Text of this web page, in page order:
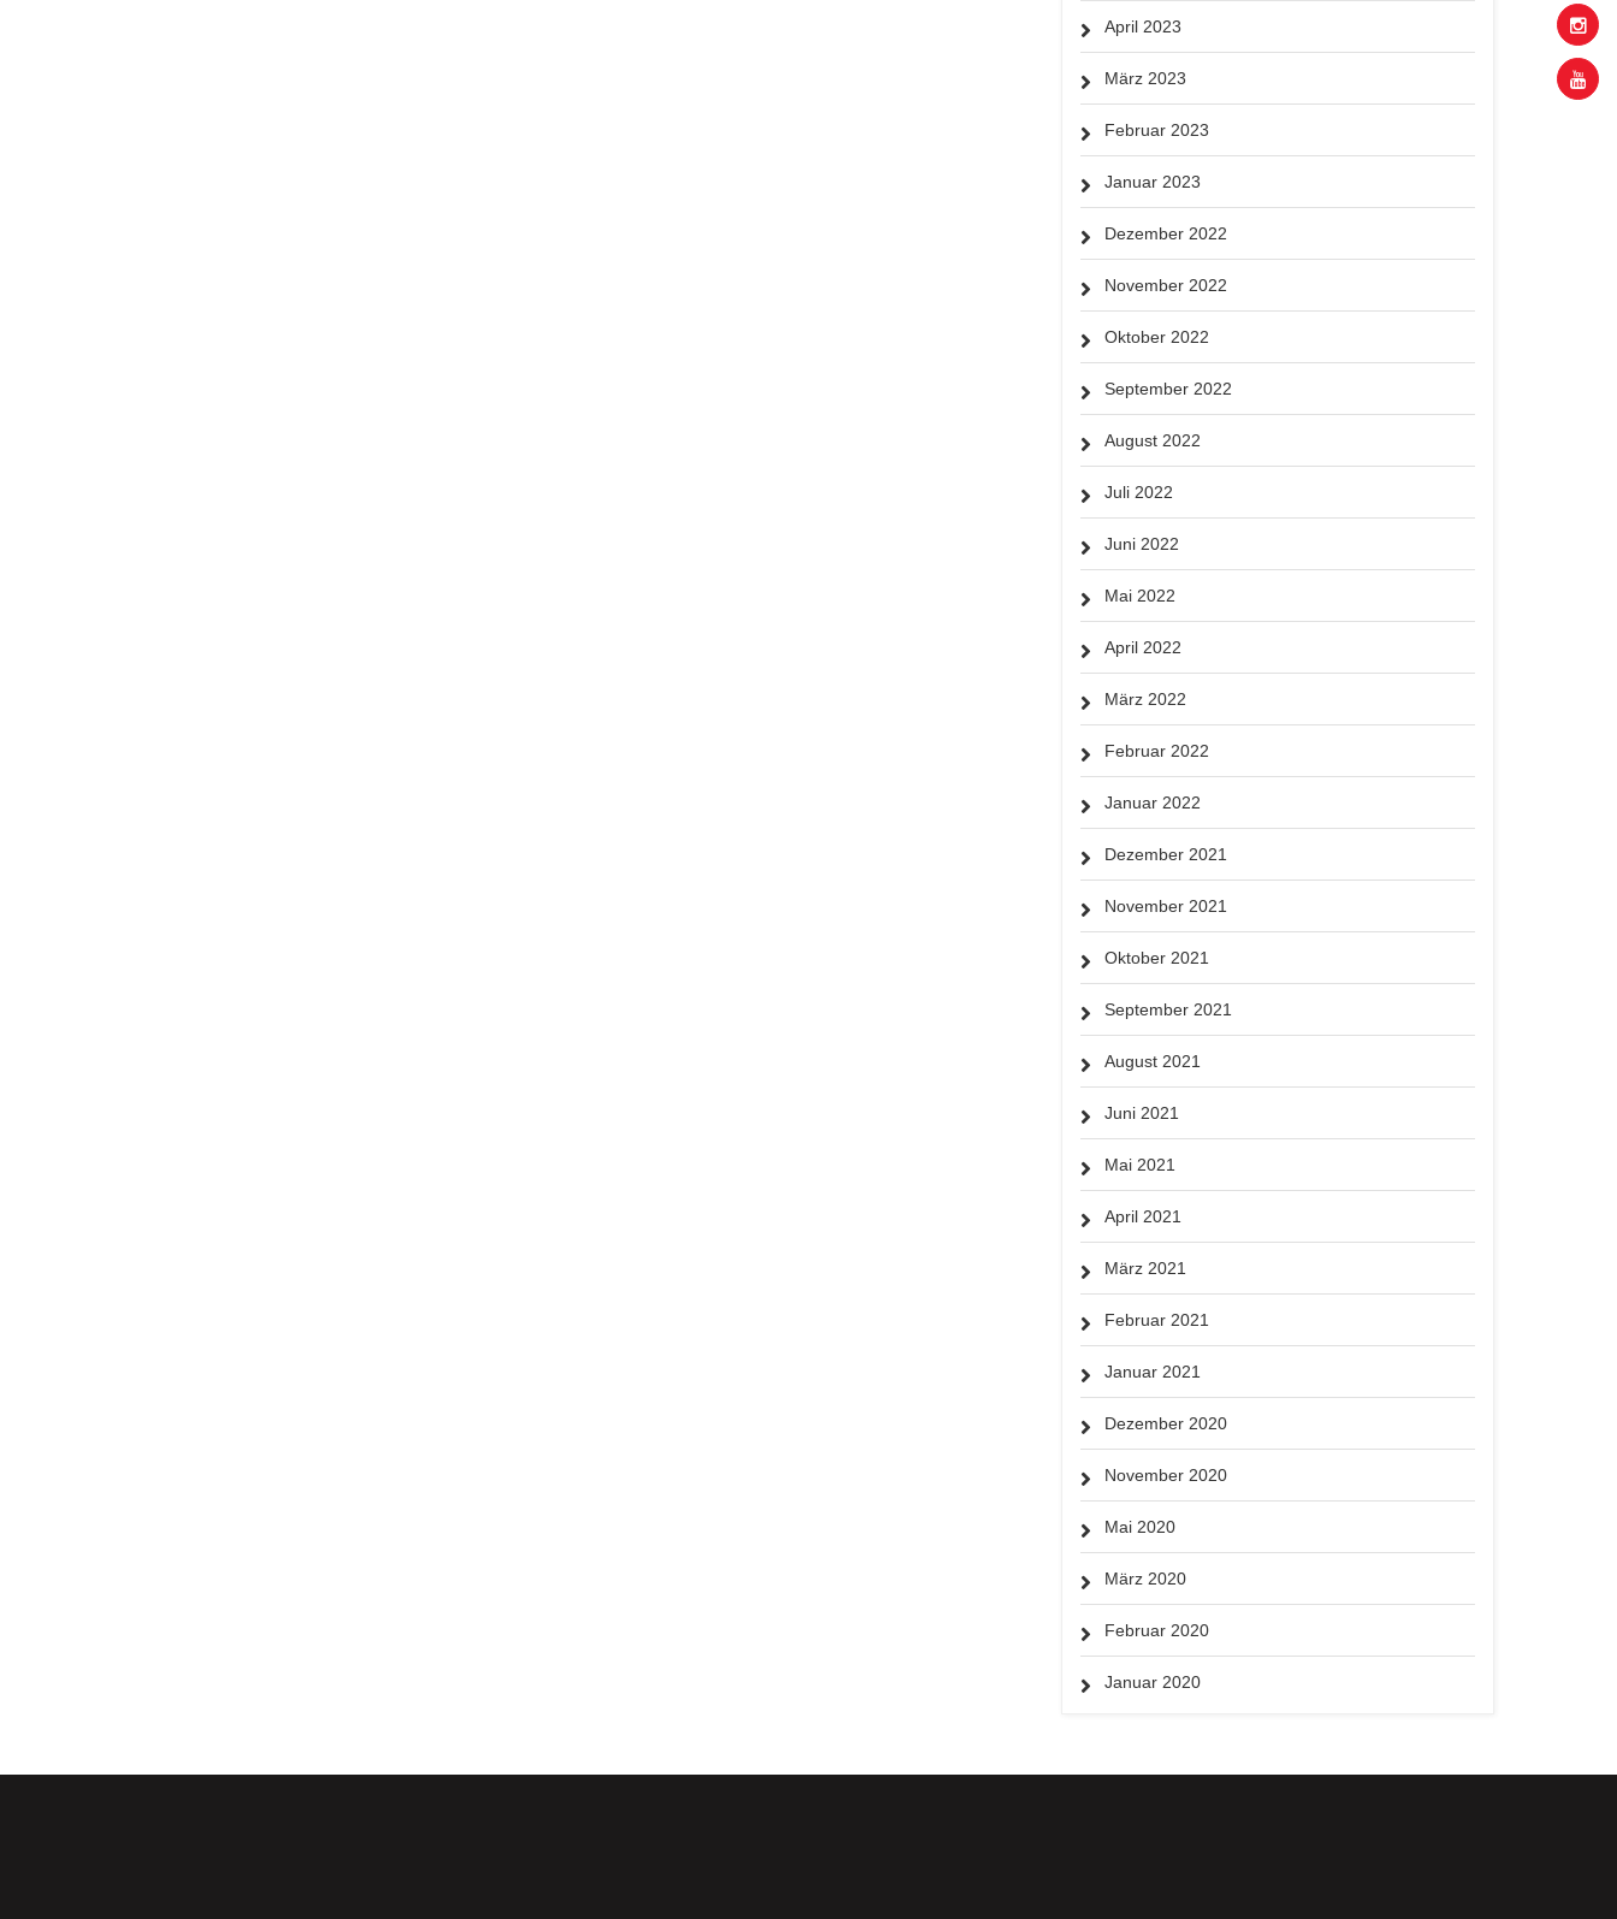
April 2023
März 2023
Februar 2023
Januar 2023
Dezember 2022
November 2022
Oktober 2022
September 2022
August 2022
Juli 2022
Juni 2022
Mai 2022
April 2022
März 2022
Februar 2022
Januar 2022
Dezember 2021
November 2021
Oktober 2021
September 2021
August 2021
Juni 2021
Mai 2021
April 2021
März 2021
Februar 2021
Januar 2021
Dezember 2020
November 2020
Mai 2020
März 2020
Februar 2020
Januar 2020